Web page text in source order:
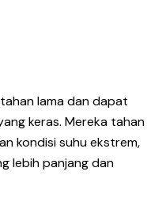
lama dan dapat
keras. Mereka tahan
kondisi suhu ekstrem,
lebih panjang dan